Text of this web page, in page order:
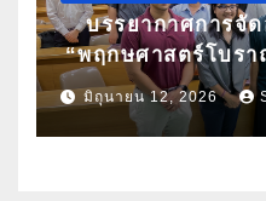
บรรยากาศการจั
“พฤกษศาสตร์โบร
รู้ด้านการศึกษาซา
ทางวิท
มิถุนายน 12, 2026